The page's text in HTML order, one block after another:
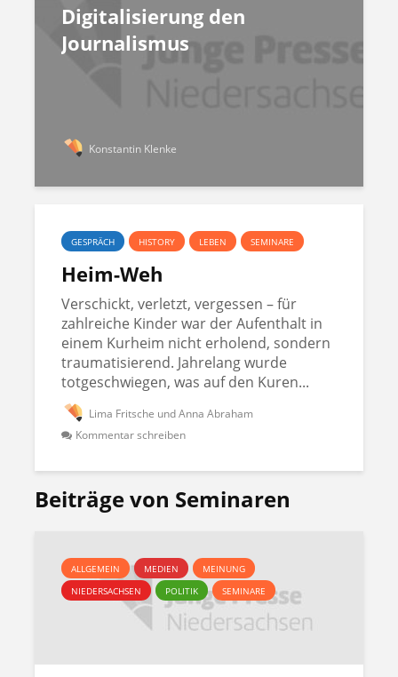
Digitalisierung den
Journalismus
Konstantin Klenke
GESPRÄCH HISTORY LEBEN SEMINARE
Heim-Weh
Verschickt, verletzt, vergessen – für
zahlreiche Kinder war der Aufenthalt in
einem Kurheim nicht erholend, sondern
traumatisierend. Jahrelang wurde
totgeschwiegen, was auf den Kuren...
Lima Fritsche und Anna Abraham
Kommentar schreiben
Beiträge von Seminaren
ALLGEMEIN MEDIEN
MEINUNG
NIEDERSACHSEN
POLITIK SEMINARE